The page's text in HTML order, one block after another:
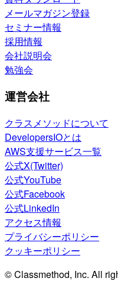
メールマガジン登録
セミナー情報
採用情報
会社説明会
勉強会
運営会社
クラスメソッドについて
DevelopersIOとは
AWS支援サービス一覧
公式X(Twitter)
公式YouTube
公式Facebook
公式LinkedIn
アクセス情報
プライバシーポリシー
クッキーポリシー
© Classmethod, Inc. All